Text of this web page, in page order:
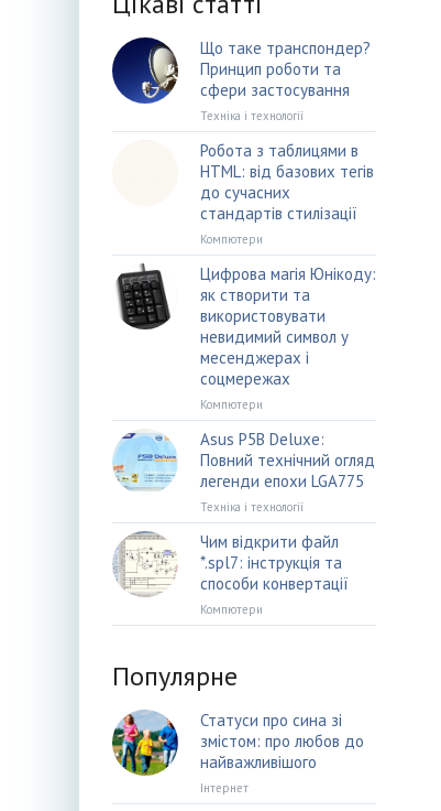
Що таке транспондер?
Принцип роботи та
сфери застосування
Техніка і технології
Робота з таблицями в
HTML: від базових тегів
до сучасних
стандартів стилізації
Компютери
Цифрова магія Юнікоду:
як створити та
використовувати
невидимий символ у
месенджерах і
соцмережах
Компютери
Asus P5B Deluxe:
Повний технічний огляд
легенди епохи LGA775
Техніка і технології
Чим відкрити файл
*.spl7: інструкція та
способи конвертації
Компютери
Популярне
Статуси про сина зі
змістом: про любов до
найважливішого
Інтернет